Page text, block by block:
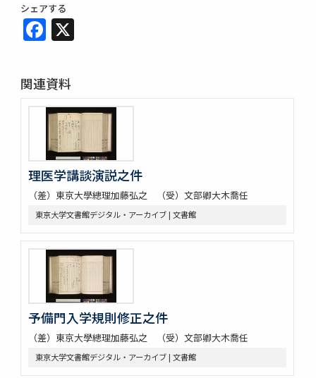
シェアする
Facebook
関連資料
理医学講談演説之件
（差）東京大學總理加藤弘之 （受）文部卿大木喬任
東京大学文書館デジタル・アーカイブ | 文書館
予備門入学規則修正之件
（差）東京大學總理加藤弘之 （受）文部卿大木喬任
東京大学文書館デジタル・アーカイブ | 文書館